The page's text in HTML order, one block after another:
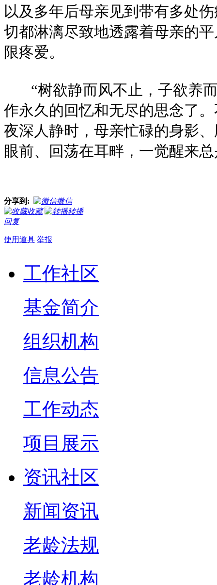
以及多年后母亲见到带有多处
切都淋漓尽致地透露着母亲的
限疼爱。
“树欲静而风不止，子欲养而
作永久的回忆和无尽的思念了
夜深人静时，母亲忙碌的身影
眼前、回荡在耳畔，一觉醒来
分享到:
微信
收藏
转播
回复
使用道具 举报
工作社区
基金简介
组织机构
信息公告
工作动态
项目展示
资讯社区
新闻资讯
老龄法规
老龄机构